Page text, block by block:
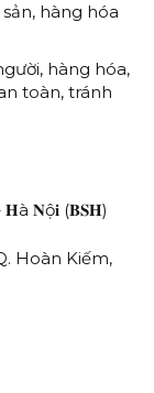
hàng hóa
hàng hóa,
toàn, tránh
𝐇à 𝐍ộ𝐢 (𝐁𝐒𝐇)
Hoàn Kiếm,